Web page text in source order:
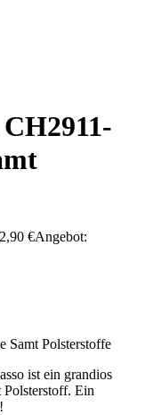
€Angebot:
Samt Polsterstoffe
ist ein grandios
Polsterstoff. Ein